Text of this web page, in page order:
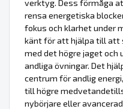
verktyg. Dess förmåga
rensa energetiska
fokus och klarhet under
känt för att hjälpa till att
med det högre jaget
andliga övningar. Det
centrum för andlig
till högre
nybörjare eller